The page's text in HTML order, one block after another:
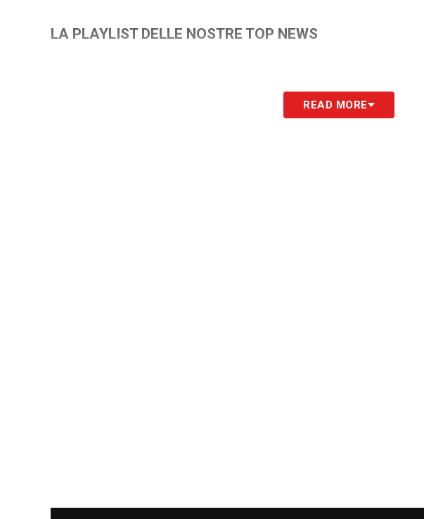
LA PLAYLIST DELLE NOSTRE TOP NEWS
READ MORE